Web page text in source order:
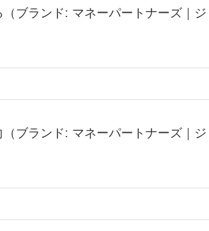
ブランド: マネーパートナーズ｜ジ
ブランド: マネーパートナーズ｜ジ